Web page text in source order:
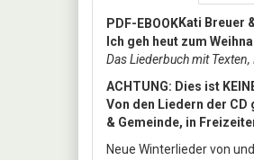
PDF-EBOOKKati Breuer
Ich geh heut zum
Das Liederbuch mit
ACHTUNG: Dies ist
Von den Liedern der
& Gemeinde, in
Neue Winterlieder von